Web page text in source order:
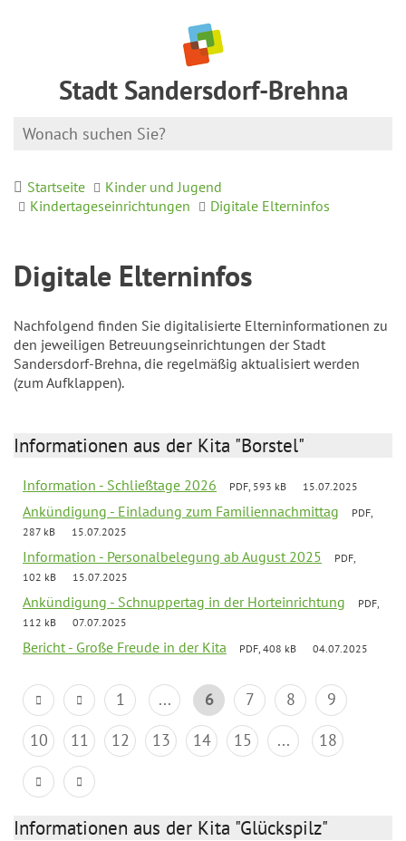
Stadt Sandersdorf-Brehna
Startseite
Kinder und Jugend
Kindertageseinrichtungen
Digitale Elterninfos
Digitale Elterninfos
Nachfolgend finden Sie digitalisierte Elterninformationen zu
den jeweiligen Betreuungseinrichtungen der Stadt
Sandersdorf-Brehna, die regelmäßig aktualisiert werden
(zum Aufklappen).
Informationen aus der Kita "Borstel"
Information - Schließtage 2026 PDF, 593 kB 15.07.2025
Ankündigung - Einladung zum Familiennachmittag
PDF,
287 kB
15.07.2025
Information - Personalbelegung ab August 2025
PDF,
102 kB
15.07.2025
Ankündigung - Schnuppertag in der Horteinrichtung
PDF,
112 kB
07.07.2025
Bericht - Große Freude in der Kita PDF, 408 kB 04.07.2025
1 ... 6 7 8
9
10
11 12 13 14 15 ... 18
Informationen aus der Kita "Glückspilz"